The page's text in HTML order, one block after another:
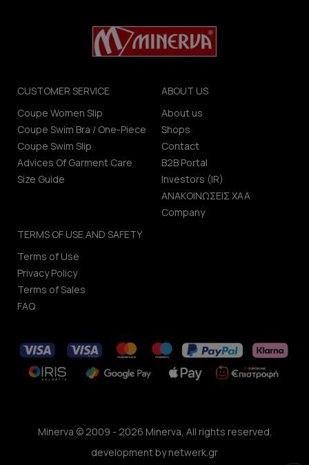
CUSTOMER SERVICE
Coupe Women Slip
Coupe Swim Bra / One-Piece
Coupe Swim Slip
Advices Of Garment Care
Size Guide
ABOUT US
About us
Shops
Contact
B2B Portal
Investors (IR)
ΑΝΑΚΟΙΝΩΣΕΙΣ ΧΑΑ
Company
TERMS OF USE AND SAFETY
Terms of Use
Privacy Policy
Terms of Sales
FAQ
Minerva © 2009 - 2026 Minerva, All rights reserved.
development bynetwerk.gr